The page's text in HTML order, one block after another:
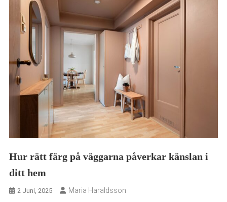
Hur rätt färg på väggarna påverkar känslan i
ditt hem
2 Juni, 2025 Maria Haraldsson